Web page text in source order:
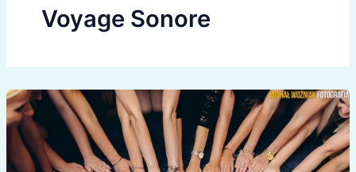
Voyage Sonore
Évènements
d’avril,
Lyon